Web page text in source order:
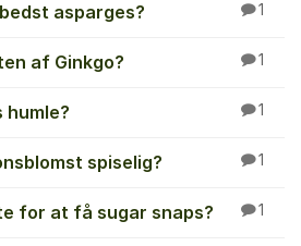
asparges? 1
af Ginkgo? 1
humle? 1
spiselig? 1
for at få sugar snaps? 1